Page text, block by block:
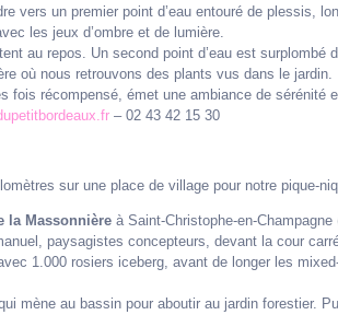
vers un premier point d’eau entouré de plessis,
les jeux d’ombre et de lumière.
au repos. Un second point d’eau est surplombé
où nous retrouvons des plants vus dans le jardin.
fois récompensé, émet une ambiance de sérénité
– 02 43 42 15 30
sur une place de village pour notre pique-
la Massonnière à Saint-Christophe-en-Champagne
paysagistes concepteurs, devant la cour
1.000 rosiers iceberg, avant de longer les
mène au bassin pour aboutir au jardin forestier.